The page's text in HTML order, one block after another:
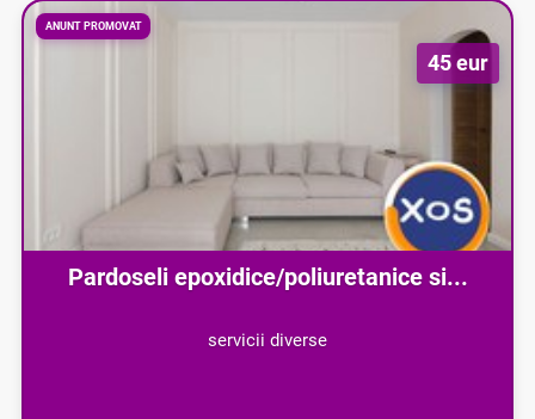
ANUNT PROMOVAT
Pardoseli epoxidice/poliuretanice si...
servicii diverse
45 eur